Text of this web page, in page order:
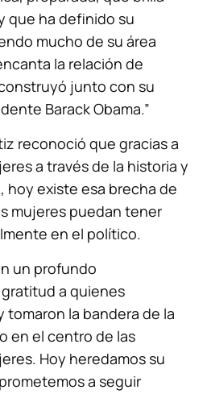
que ha definido su
mucho de su área
la relación de
junto con su
Barack Obama.”
reconoció que gracias a
a través de la historia y
hoy existe esa brecha de
mujeres puedan tener
en el político.
un profundo
a quienes
tomaron la bandera de la
en el centro de las
Hoy heredamos su
a seguir